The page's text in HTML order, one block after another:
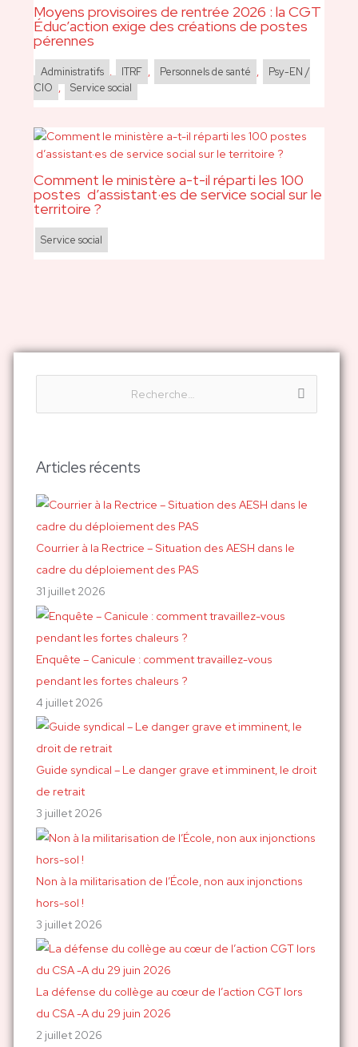
e
h
r
c
h
e
r
:
Articles récents
Courrier à la Rectrice – Situation des AESH dans le
cadre du déploiement des PAS
31 juillet 2026
Enquête – Canicule : comment travaillez-vous
pendant les fortes chaleurs ?
4 juillet 2026
Guide syndical – Le danger grave et imminent, le droit
de retrait
3 juillet 2026
Non à la militarisation de l’École, non aux injonctions
hors-sol !
3 juillet 2026
La défense du collège au cœur de l’action CGT lors
du CSA -A du 29 juin 2026
2 juillet 2026
Moyens provisoires de rentrée 2026 : la CGT
Éduc’action exige des créations de postes
pérennes
Administratifs , ITRF , Personnels de santé ,
Psy-EN /
CIO , Service social
Comment le ministère a-t-il réparti les 100
postes d’assistant·es de service social sur le
territoire ?
Service social